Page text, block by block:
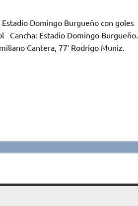
Domingo Burgueño con goles
Cancha: Estadio Domingo Burgueño.
Cantera, 77′ Rodrigo Muniz.